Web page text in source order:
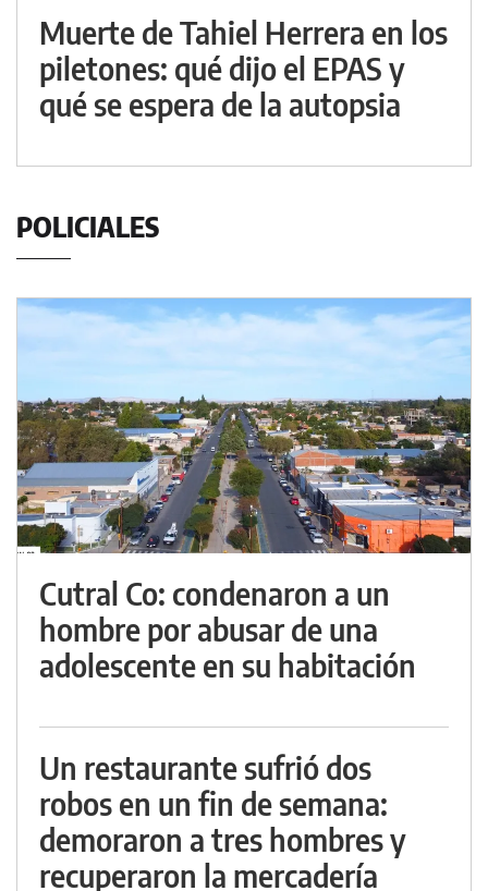
Muerte de Tahiel Herrera en los
piletones: qué dijo el EPAS y
qué se espera de la autopsia
POLICIALES
Cutral Co: condenaron a un
hombre por abusar de una
adolescente en su habitación
Un restaurante sufrió dos
robos en un fin de semana:
demoraron a tres hombres y
recuperaron la mercadería